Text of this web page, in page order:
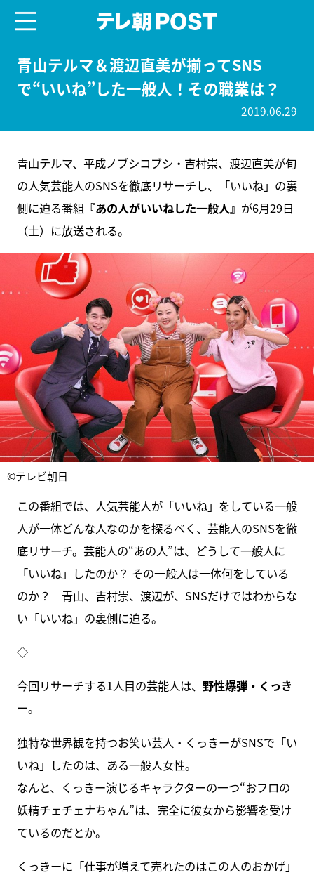
青山テルマ＆渡辺直美が揃ってSNS
で“いいね”した一般人！その職業は？
2019.06.29
青山テルマ、平成ノブシコブシ・吉村崇、渡辺直美が旬
の人気芸能人のSNSを徹底リサーチし、「いいね」の裏
側に迫る番組 『あの人がいいねした一般人』 が6月29日
（土）に放送される。
©テレビ朝日
この番組では、人気芸能人が「いいね」をしている一般
人が一体どんな人なのかを探るべく、芸能人のSNSを徹
底リサーチ。芸能人の“あの人”は、どうして一般人に
「いいね」したのか？ その一般人は一体何をしている
のか？ 青山、吉村崇、渡辺が、SNSだけではわからな
い「いいね」の裏側に迫る。
◇
今回リサーチする1人目の芸能人は、 野性爆弾・くっき
ー。
独特な世界観を持つお笑い芸人・くっきーがSNSで「い
いね」したのは、ある一般人女性。
なんと、くっきー演じるキャラクターの一つ“おフロの
妖精チェチェナちゃん”は、完全に彼女から影響を受け
ているのだとか。
くっきーに「仕事が増えて売れたのはこの人のおかげ」